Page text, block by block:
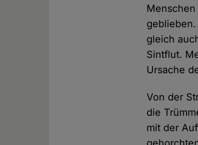
gleich
Sintflut.
Ursache
Von der
die
mit der